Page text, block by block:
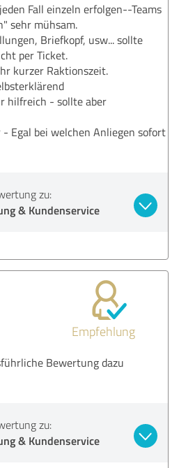
Fall einzeln erfolgen--Teams
sehr mühsam.
Briefkopf, usw... sollte
per Ticket.
kurzer Raktionszeit.
hilfreich - sollte aber
- Egal bei welchen Anliegen sofort
zu:
& Kundenservice
Empfehlung
Bewertung dazu
zu:
& Kundenservice